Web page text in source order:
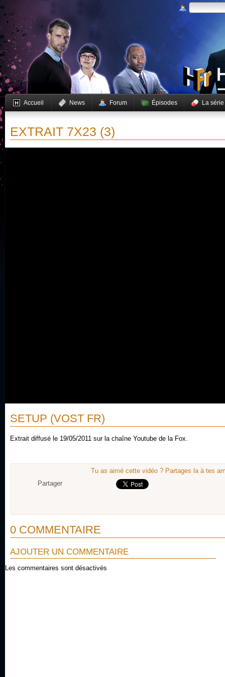
Accueil News Forum Épisodes La série
EXTRAIT 7X23 (3)
SETUP (VOST FR)
Extrait diffusé le 19/05/2011 sur la chaîne Youtube de la Fox.
Tu as aimé cette vidéo ? Partages la à tes
Partager
0 COMMENTAIRE
AJOUTER UN COMMENTAIRE
Les commentaires sont désactivés